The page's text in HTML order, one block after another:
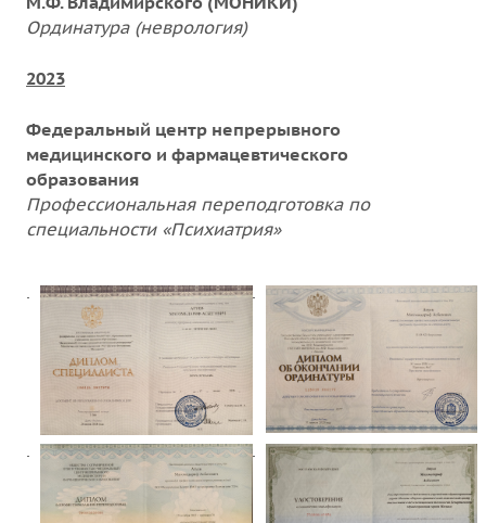
Ординатура (неврология)
2023
Федеральный центр непрерывного
медицинского и фармацевтического
образования
Профессиональная переподготовка по
специальности «Психиатрия»